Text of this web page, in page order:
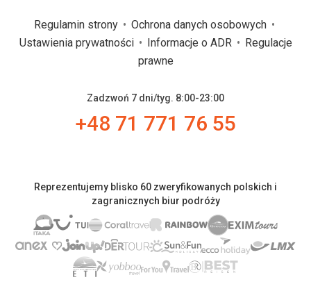
Regulamin strony
Ochrona danych osobowych
Ustawienia prywatności
Informacje o ADR
Regulacje
prawne
Zadzwoń 7 dni/tyg. 8:00-23:00
+48 71 771 76 55
Reprezentujemy blisko 60 zweryfikowanych polskich i
zagranicznych biur podróży